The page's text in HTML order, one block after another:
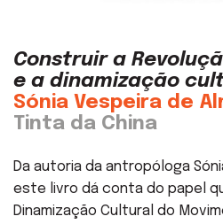
Construir a
e a dinamização
Sónia Vespeira de
Tinta da China
Da autoria da antropóloga
este livro dá conta do papel
Dinamização Cultural do